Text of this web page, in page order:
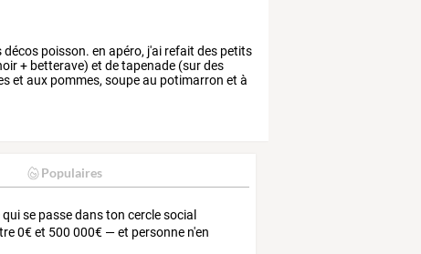
décos poisson. en apéro, j'ai refait des petits
+ betterave) et detapenade (surdes
et aux pommes, soupeau potimarron et à
Populaires
qui se passe dans ton cercle social
0€ et 500 000€ — et personne n'en